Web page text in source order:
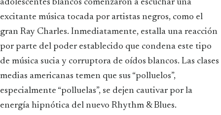
adolescentes blancos comenzaron a escuchar una
excitante música tocada por artistas negros, como el
gran Ray Charles. Inmediatamente, estalla una reacción
por parte del poder establecido que condena este tipo
de música sucia y corruptora de oídos blancos. Las clases
medias americanas temen que sus “polluelos”,
especialmente “polluelas”, se dejen cautivar por la
energía hipnótica del nuevo Rhythm & Blues.